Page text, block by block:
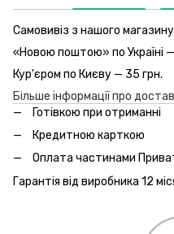
Самовивіз з нашого
«Новою поштою» по Україні
Кур'єром по Києву — 35 грн.
Більше інформації про
Готівкою при отриманні
Кредитною карткою
Оплата частинами
Гарантія від виробника 12